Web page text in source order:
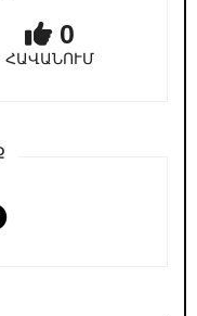
0
ՀԱՎԱՆՈՒՄ